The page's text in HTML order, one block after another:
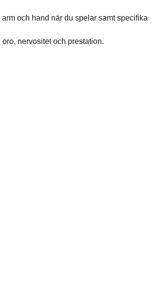
och hand när du spelar samt specifika
nervositet och prestation.